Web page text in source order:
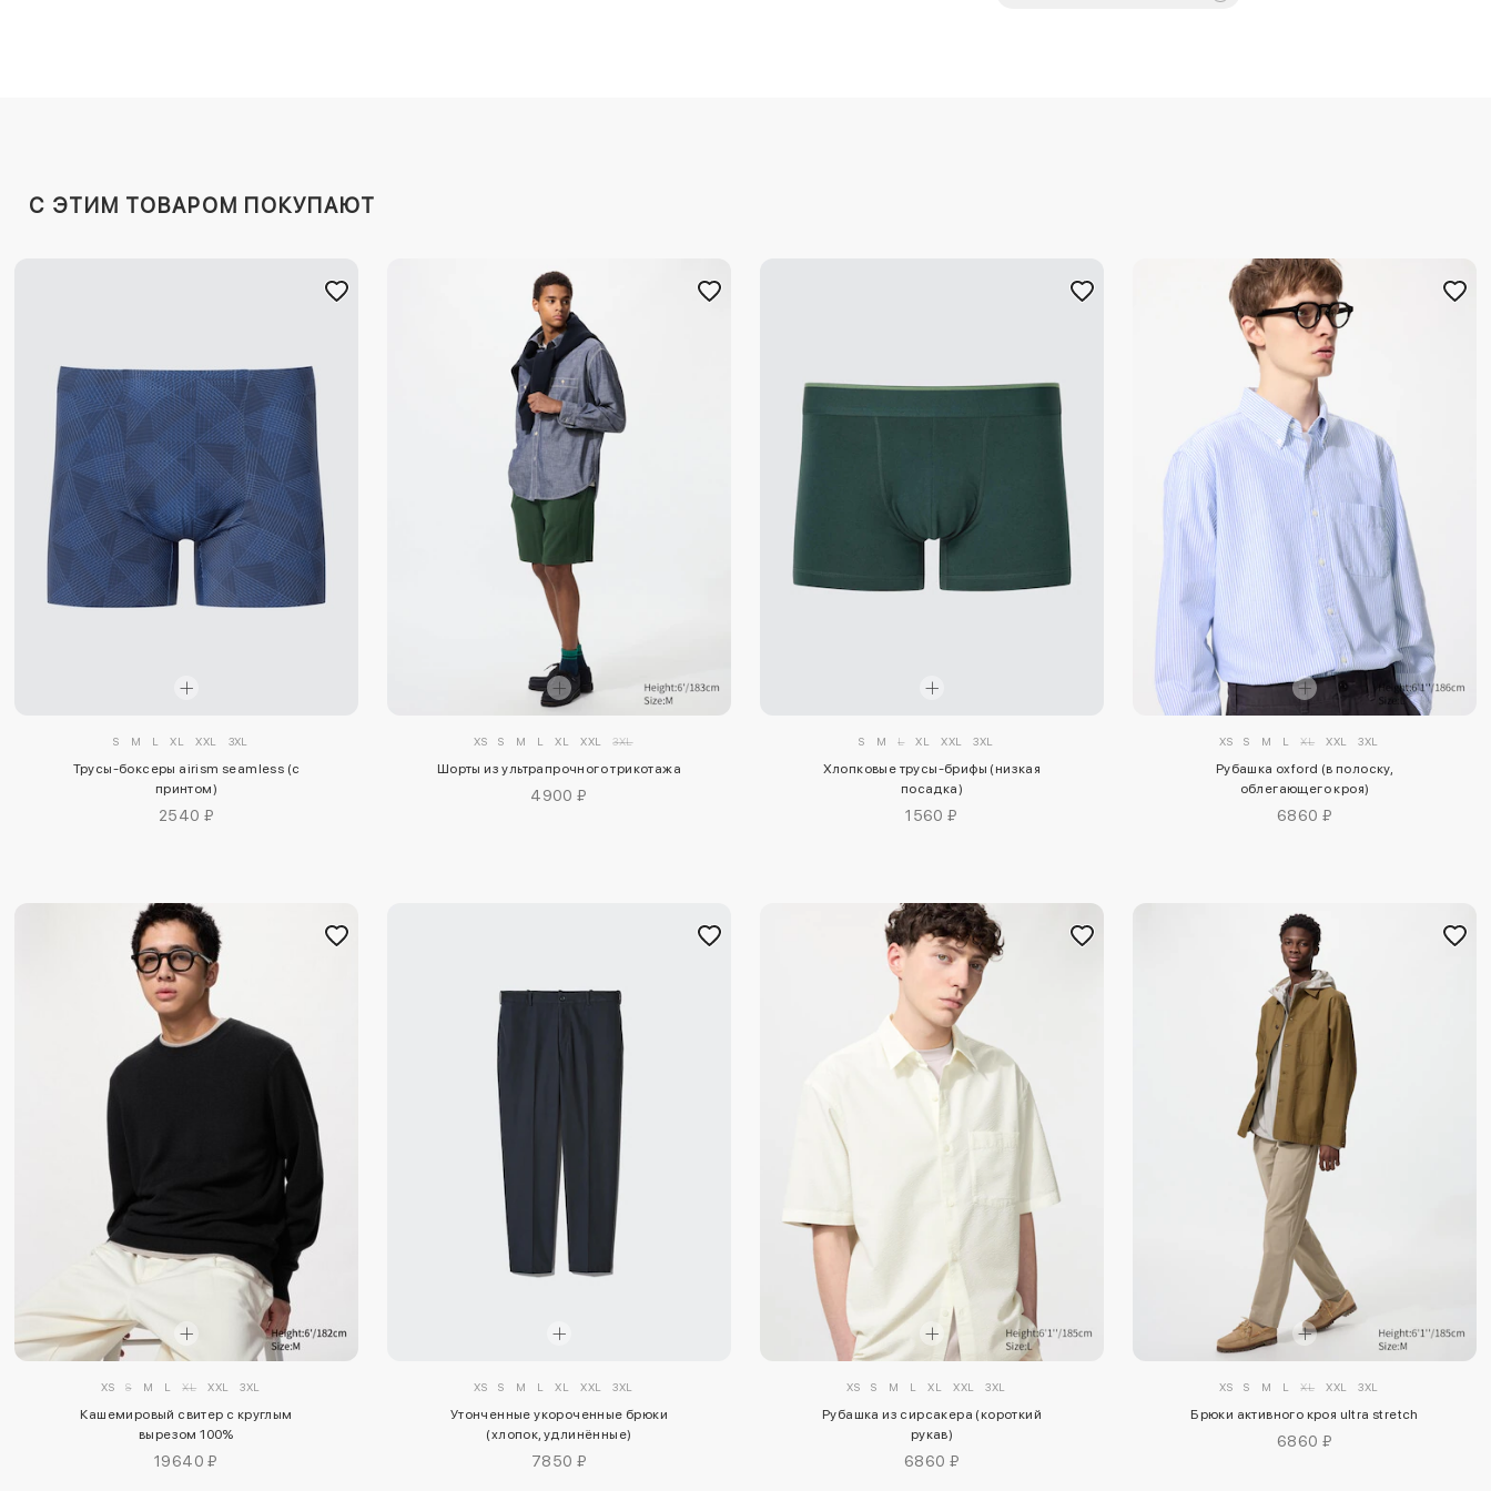
C ЭТИМ ТОВАРОМ ПОКУПАЮТ
S M L XL XXL 3XL
Трусы-боксеры airism seamless (с
принтом)
2540 ₽
XS S M L XL XXL 3XL
Шорты из ультрапрочного трикотажа
4900 ₽
S M L XL XXL 3XL
Хлопковые трусы-брифы (низкая
посадка)
1560 ₽
XS S M L XL XXL 3XL
Рубашка oxford (в полоску,
облегающего кроя)
6860 ₽
XS S M L XL XXL 3XL
Кашемировый свитер с круглым
вырезом 100%
19640 ₽
XS S M L XL XXL 3XL
Утонченные укороченные брюки
(хлопок, удлинённые)
7850 ₽
XS S M L XL XXL 3XL
Рубашка из сирсакера (короткий
рукав)
6860 ₽
XS S M L XL XXL 3XL
Брюки активного кроя ultra stretch
6860 ₽